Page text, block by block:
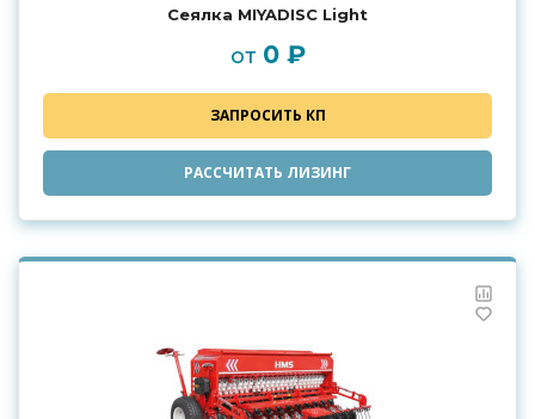
Сеялка MIYADISC Light
от 0 ₽
ЗАПРОСИТЬ КП
РАССЧИТАТЬ ЛИЗИНГ